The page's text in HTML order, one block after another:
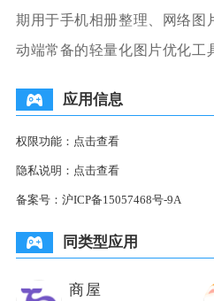
期用于手机相册整理、网络图
动端常备的轻量化图片优化工
应用信息
权限功能： 点击查看
隐私说明： 点击查看
备案号： 沪ICP备15057468号-9A
同类型应用
商屋